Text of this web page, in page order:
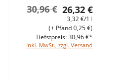
26,32 €
30,96 €
3,32 €/1 l
inkl. MwSt., zzgl. Versand
(+ Pfand 0,25 €)
Tiefstpreis: 30,96 €*